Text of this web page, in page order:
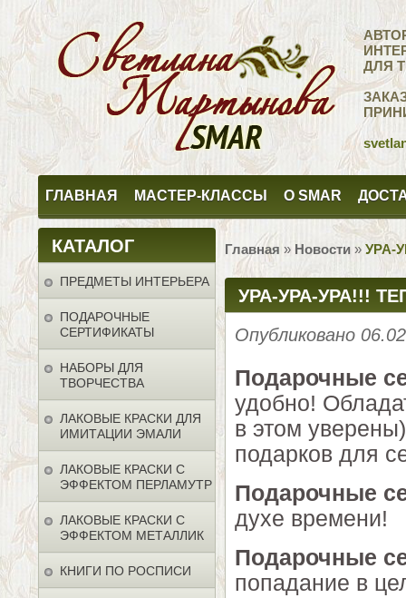
ДЛЯ
ГЛАВНАЯ МАСТЕР-КЛАССЫ О SMAR
КАТАЛОГ
ПРЕДМЕТЫ ИНТЕРЬЕРА
ПОДАРОЧНЫЕ
СЕРТИФИКАТЫ
НАБОРЫ ДЛЯ
ТВОРЧЕСТВА
ЛАКОВЫЕ КРАСКИ ДЛЯ
ИМИТАЦИИ ЭМАЛИ
ЛАКОВЫЕ КРАСКИ С
ЭФФЕКТОМ ПЕРЛАМУТР
ЛАКОВЫЕ КРАСКИ С
ЭФФЕКТОМ МЕТАЛЛИК
КНИГИ ПО РОСПИСИ
Главная » Новости » УРА-
УРА-УРА-УРА!!!
Опубликовано
Подарочные
удобно!
в этом
подарков для
Подарочные
духе времени!
Подарочные
попадание в